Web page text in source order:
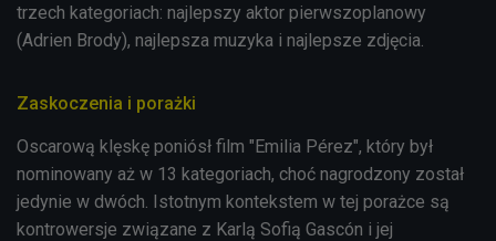
trzech kategoriach: najlepszy aktor pierwszoplanowy
(Adrien Brody), najlepsza muzyka i najlepsze zdjęcia.
Zaskoczenia i porażki
Oscarową klęskę poniósł film "Emilia Pérez", który był
nominowany aż w 13 kategoriach, choć nagrodzony został
jedynie w dwóch. Istotnym kontekstem w tej porażce są
kontrowersje związane z Karlą Sofią Gascón i jej